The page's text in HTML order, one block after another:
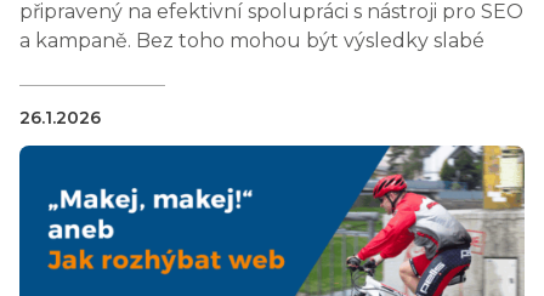
připravený na efektivní spolupráci s nástroji pro SEO
a kampaně. Bez toho mohou být výsledky slabé
26.1.2026